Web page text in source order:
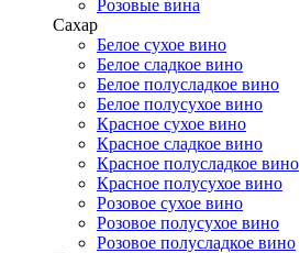
Розовые вина
Сахар
Белое сухое вино
Белое сладкое вино
Белое полусладкое вино
Белое полусухое вино
Красное сухое вино
Красное сладкое вино
Красное полусладкое вино
Красное полусухое вино
Розовое сухое вино
Розовое полусухое вино
Розовое полусладкое вино